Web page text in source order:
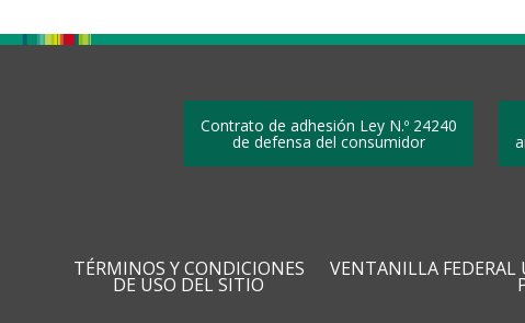
Contrato de adhesión Ley N.º 24240
de defensa del consumidor
TÉRMINOS Y CONDICIONES
DE USO DEL SITIO
VENTANILLA FEDERAL